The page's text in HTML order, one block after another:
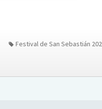
Festival de San Sebastián